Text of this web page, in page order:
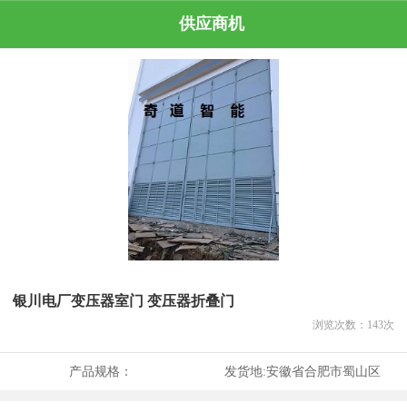
供应商机
银川电厂变压器室门 变压器折叠门
浏览次数： 143次
产品规格： 发货地:安徽省合肥市蜀山区